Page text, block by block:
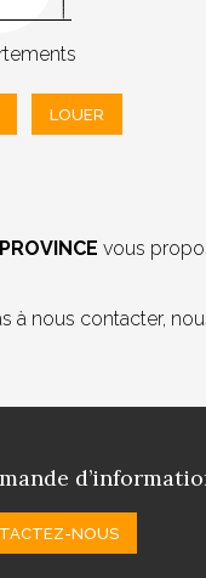
LOUER
vous
à nous contacter,
NOUS